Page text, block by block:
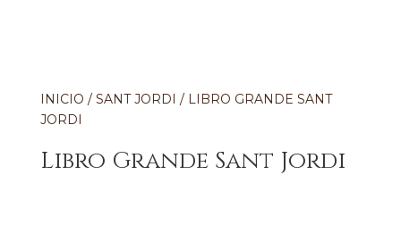
INICIO / SANT JORDI / LIBRO GRANDE SANT
JORDI
Libro Grande Sant Jordi